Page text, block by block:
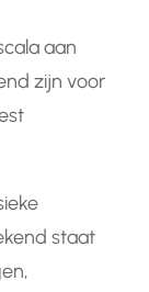
aan
zijn voor
staat